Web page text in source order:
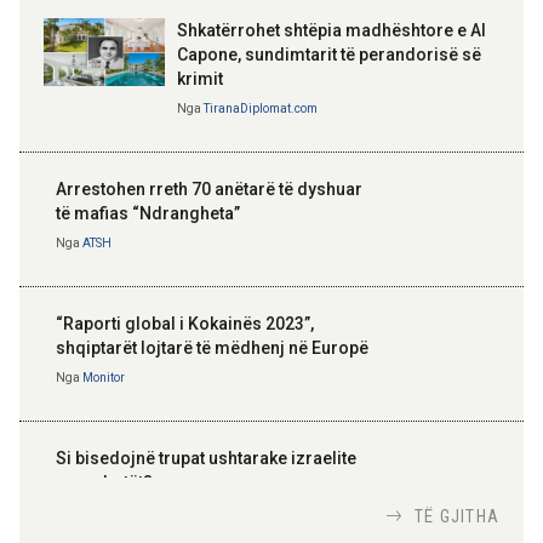
Shkatërrohet shtëpia madhështore e Al
Capone, sundimtarit të perandorisë së
krimit
NgaTiranaDiplomat.com
Arrestohen rreth 70 anëtarë të dyshuar
të mafias “Ndrangheta”
Nga ATSH
“Raporti global i Kokainës 2023”,
shqiptarët lojtarë të mëdhenj në Europë
Nga Monitor
Si bisedojnë trupat ushtarake izraelite
me robotët?
TË GJITHA